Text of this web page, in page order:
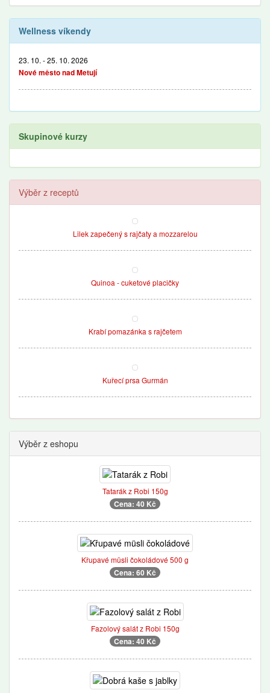
Wellness víkendy
23. 10. - 25. 10. 2026
Nové město nad Metují
Skupinové kurzy
Výběr z receptů
Lilek zapečený s rajčaty a mozzarelou
Quinoa - cuketové placičky
Krabí pomazánka s rajčetem
Kuřecí prsa Gurmán
Výběr z eshopu
Tatarák z Robi 150g
Cena: 40 Kč
Křupavé müsli čokoládové 500 g
Cena: 60 Kč
Fazolový salát z Robi 150g
Cena: 40 Kč